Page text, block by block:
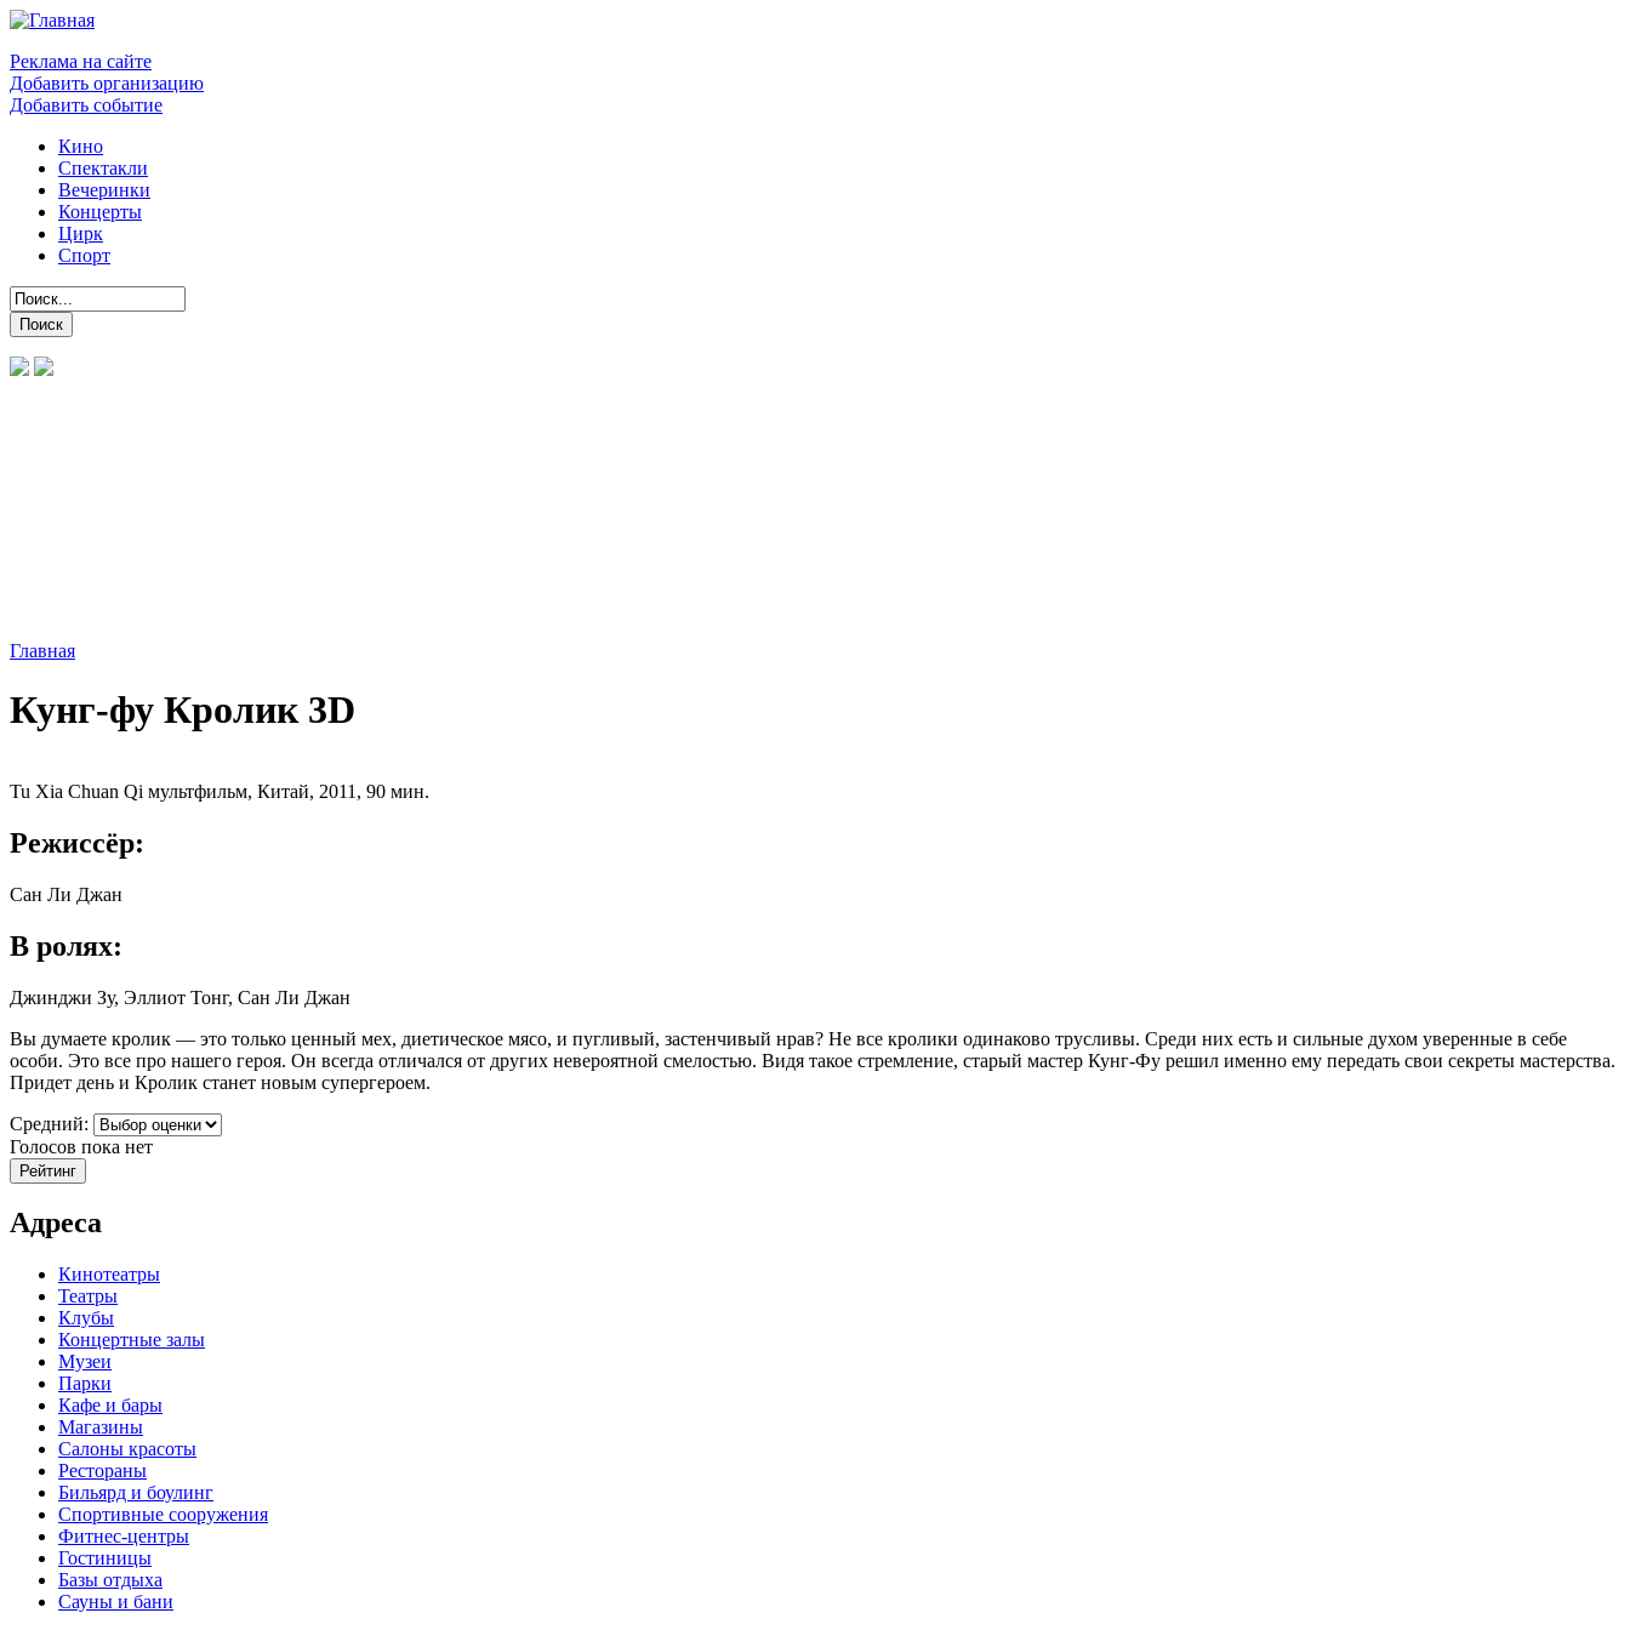
Реклама на сайте
Добавить организацию
Добавить событие
Кино
Спектакли
Вечеринки
Концерты
Цирк
Спорт
Главная
Кунг-фу Кролик 3D
Tu Xia Chuan Qi мультфильм, Китай, 2011, 90 мин.
Режиссёр:
Cан Ли Джан
В ролях:
Джинджи Зу, Эллиот Тонг, Cан Ли Джан
Вы думаете кролик — это только ценный мех, диетическое мясо, и пугливый, застенчивый нрав? Не все кролики одинаково трусливы. Среди них есть и сильные духом уверенные в себе
особи. Это все про нашего героя. Он всегда отличался от других невероятной смелостью. Видя такое стремление, старый мастер Кунг-Фу решил именно ему передать свои секреты мастерства.
Придет день и Кролик станет новым супергероем.
Средний:
Голосов пока нет
Адреса
Кинотеатры
Театры
Клубы
Концертные залы
Музеи
Парки
Кафе и бары
Магазины
Салоны красоты
Рестораны
Бильярд и боулинг
Спортивные сооружения
Фитнес-центры
Гостиницы
Базы отдыха
Сауны и бани